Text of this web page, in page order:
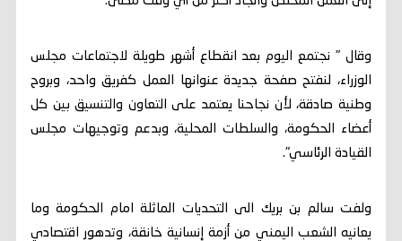
وقال " نجتمع اليوم بعد انقطاع أشهر طويلة لاجتماعات مجلس
الوزراء، لنفتح صفحة جديدة عنوانها العمل كفريق واحد، وبروح
وطنية صادقة، لأن نجاحنا يعتمد على التعاون والتنسيق بين كل
أعضاء الحكومة، والسلطات المحلية، وبدعم وتوجيهات مجلس
القيادة الرئاسي".
ولفت سالم بن بريك الى التحديات الماثلة امام الحكومة وما
يعانيه الشعب اليمني من أزمة إنسانية خانقة، وتدهور اقتصادي